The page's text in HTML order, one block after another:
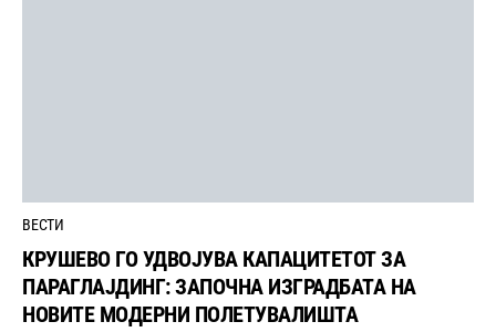
ВЕСТИ
КРУШЕВО ГО УДВОЈУВА КАПАЦИТЕТОТ ЗА
ПАРАГЛАЈДИНГ: ЗАПОЧНА ИЗГРАДБАТА НА
НОВИТЕ МОДЕРНИ ПОЛЕТУВАЛИШТА